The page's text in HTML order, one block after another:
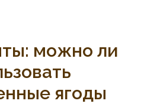
можно ли
ягоды